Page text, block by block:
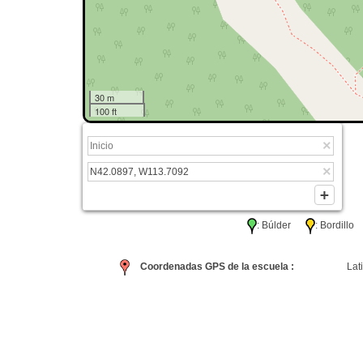
30 m
100 ft
: Búlder :
Coordenadas GPS de la escuela :